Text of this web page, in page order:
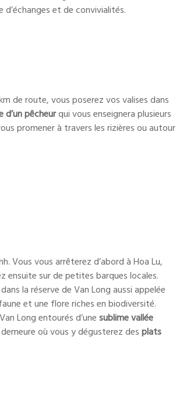
et de convivialités.
de route, vous poserez vos valises dans
pêcheurqui vous enseignera plusieurs
promener à travers les rizières ou autour
Vous vous arrêterez d’abord à Hoa Lu,
ensuite sur de petites barques locales.
la réserve de Van Long aussi appelée
et une flore riches en biodiversité.
Long entourés d’unesublime vallée
où vous y dégusterez desplats